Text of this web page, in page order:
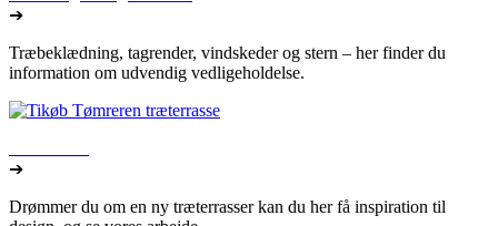
➔
Træbeklædning, tagrender, vindskeder og stern – her finder du
information om udvendig vedligeholdelse.
➔
Drømmer du om en ny træterrasser kan du her få inspiration til